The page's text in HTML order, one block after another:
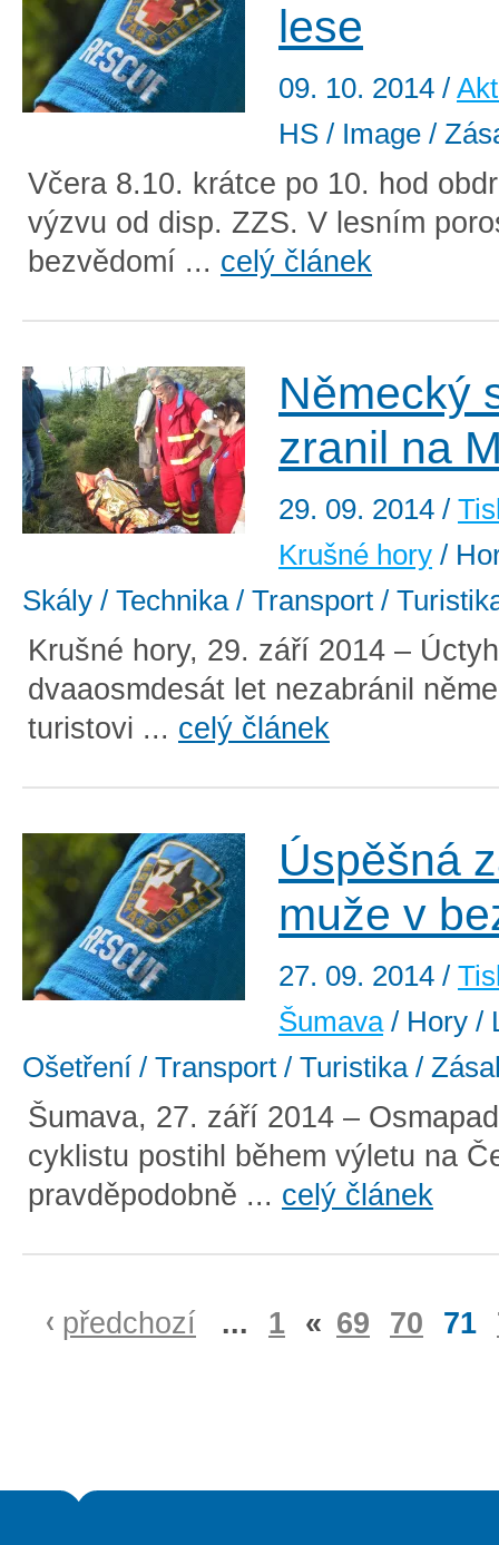
lese
09. 10. 2014 /
HS / Image /
Včera 8.10. krátce po 10. hod
výzvu od disp. ZZS. V lesním
bezvědomí ... celý článek
Německý
zranil na
29. 09. 2014 /
Krušné hory /
Skály / Technika / Transport /
Krušné hory, 29. září 2014 –
dvaaosmdesát let nezabránil
turistovi ... celý článek
Úspěšná
muže v
27. 09. 2014 /
Šumava / Hory /
Ošetření / Transport / Turistika /
Šumava, 27. září 2014 –
cyklistu postihl během výletu na
pravděpodobně ... celý článek
předchozí ... 1 « 69 70 71